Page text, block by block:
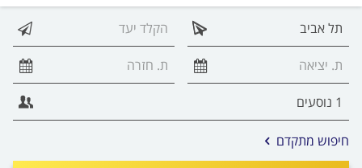
חיפוש מתקדם אפשרויות
החיפוש